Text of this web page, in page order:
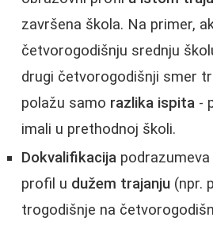
završena škola. Na primer,
četvorogodišnju srednju
drugi četvorogodišnji smer
polažu samo razlika ispita -
imali u prethodnoj školi.
Dokvalifikacija
profil u dužem trajanju (npr.
trogodišnje na